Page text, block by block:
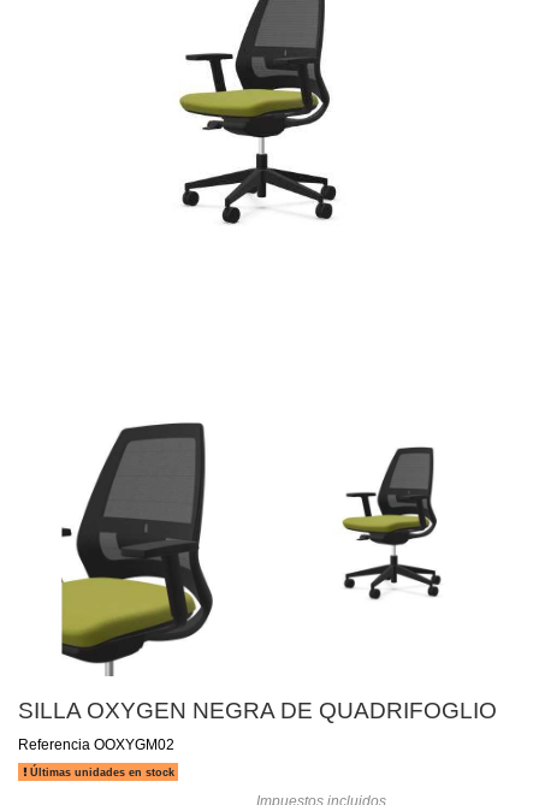
SILLA OXYGEN NEGRA DE QUADRIFOGLIO
Referencia OOXYGM02
Últimas unidades en stock